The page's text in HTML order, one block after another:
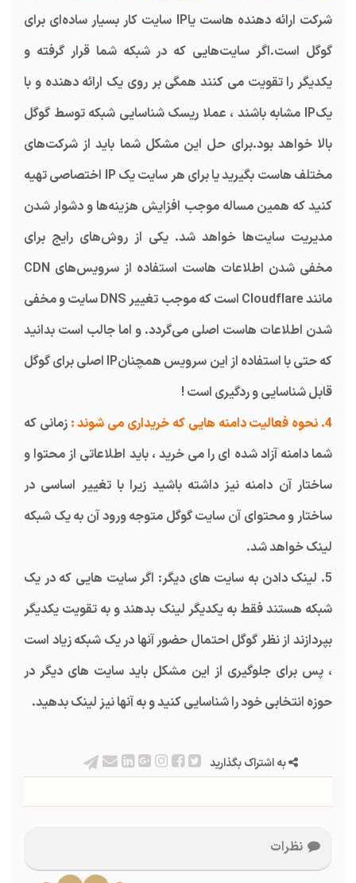
شرکت ارائه دهنده هاست یاIP سایت کار بسیار ساده‌ای برای
گوگل است.اگر سایت‌هایی که در شبکه شما قرار گرفته و
یکدیگر را تقویت می کنند همگی بر روی یک ارائه دهنده و با
یکIP مشابه باشند ، عملا ریسک شناسایی شبکه توسط گوگل
بالا خواهد بود.برای حل این مشکل شما باید از شرکت‌های
مختلف هاست بگیرید یا برای هر سایت یک IP اختصاصی تهیه
کنید که همین مساله موجب افزایش هزینه‌ها و دشوار شدن
مدیریت سایت‌ها خواهد شد. یکی از روش‌های رایج برای
مخفی شدن اطلاعات هاست استفاده از سرویس‌های CDN
مانند Cloudflare است که موجب تغییر DNS سایت و مخفی
شدن اطلاعات هاست اصلی می‌گردد. و اما جالب است بدانید
که حتی با استفاده از این سرویس همچنانIP اصلی برای گوگل
قابل شناسایی و ردگیری است !
4. نحوه فعالیت دامنه هایی که خریداری می شوند :
زمانی که
شما دامنه آزاد شده ای را می خرید ، باید اطلاعاتی از محتوا و
ساختار آن دامنه نیز داشته باشید زیرا با تغییر اساسی در
ساختار و محتوای آن سایت گوگل متوجه ورود آن به یک شبکه
لینک خواهد شد.
5. لینک دادن به سایت های دیگر: اگر سایت هایی که در یک
شبکه هستند فقط به یکدیگر لینک بدهند و به تقویت یکدیگر
بپردازند از نظر گوگل احتمال حضور آنها در یک شبکه زیاد است
، پس برای جلوگیری از این مشکل باید سایت های دیگر در
حوزه انتخابی خود را شناسایی کنید و به آنها نیز لینک بدهید.
به اشتراک بگذارید
نظرات